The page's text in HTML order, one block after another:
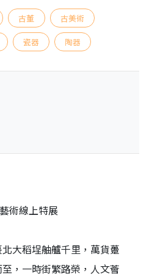
古董 古美術
瓷器 陶器
術線上特展
大稻埕舳艫千里，萬貨躉
，一時街繁路榮，人文薈